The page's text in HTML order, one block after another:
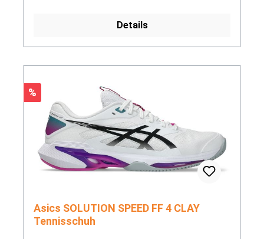
Details
Rabatt
%
Asics SOLUTION SPEED FF 4 CLAY
Tennisschuh